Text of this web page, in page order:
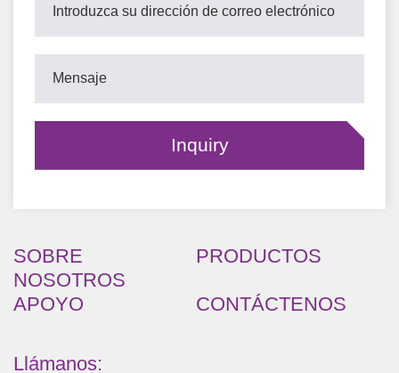
SOBRE
NOSOTROS
PRODUCTOS
APOYO CONTÁCTENOS
Llámanos: